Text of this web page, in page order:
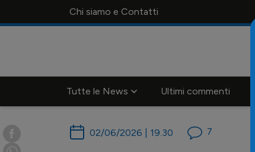
Chi siamo e Contatti
Tutte le News Ultimi commenti
02/06/2026 | 19.30 7